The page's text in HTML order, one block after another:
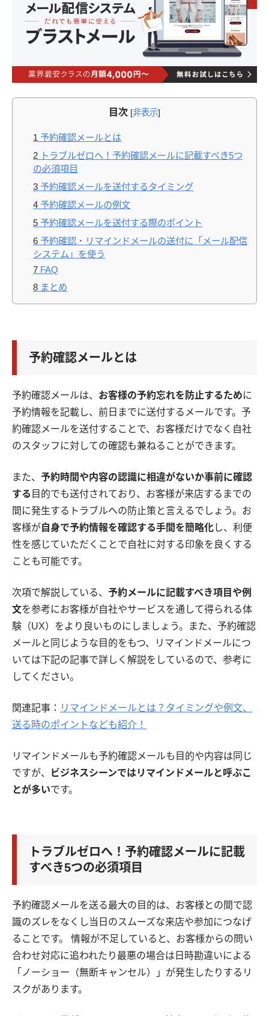
目次 [非表示]
1 予約確認メールとは
2 トラブルゼロへ！予約確認メールに記載すべき5つ
の必須項目
3 予約確認メールを送付するタイミング
4 予約確認メールの例文
5 予約確認メールを送付する際のポイント
6 予約確認・リマインドメールの送付に「メール配信
システム」を使う
7 FAQ
8 まとめ
予約確認メールとは
予約確認メールは、 お客様の予約忘れを防止するために
予約情報を記載し、前日までに送付するメールです。予
約確認メールを送付することで、お客様だけでなく自社
のスタッフに対しての確認も兼ねることができます。
また、 予約時間や内容の認識に相違がないか事前に確認
する 目的でも送付されており、お客様が来店するまでの
間に発生するトラブルへの防止策と言えるでしょう。お
客様が自身で予約情報を確認する手間を簡略化し、利便
性を感じていただくことで自社に対する印象を良くする
ことも可能です。
次項で解説している、 予約メールに記載すべき項目や例
文を参考にお客様が自社やサービスを通して得られる体
験（UX）をより良いものにしましょう。また、予約確認
メールと同じような目的をもつ、リマインドメールにつ
いては下記の記事で詳しく解説をしているので、参考に
してください。
関連記事： リマインドメールとは？タイミングや例文、
送る時のポイントなども紹介！
リマインドメールも予約確認メールも目的や内容は同じ
ですが、
ビジネスシーンではリマインドメールと呼ぶこ
とが多いです。
トラブルゼロへ！予約確認メールに記載
すべき5つの必須項目
予約確認メールを送る最大の目的は、お客様との間で認
識のズレをなくし当日のスムーズな来店や参加につなげ
ることです。 情報が不足していると、お客様からの問い
合わせ対応に追われたり最悪の場合は日時勘違いによる
「ノーショー（無断キャンセル）」が発生したりするリ
スクがあります。